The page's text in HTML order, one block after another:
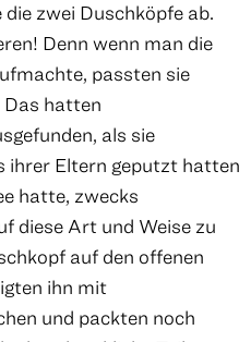
zwei Duschköpfe ab.
Denn wenn man die
passten sie
Das hatten
als sie
ihrer Eltern geputzt hatten
hatte, zwecks
diese Art und Weise zu
auf den offenen
ihn mit
und packten noch